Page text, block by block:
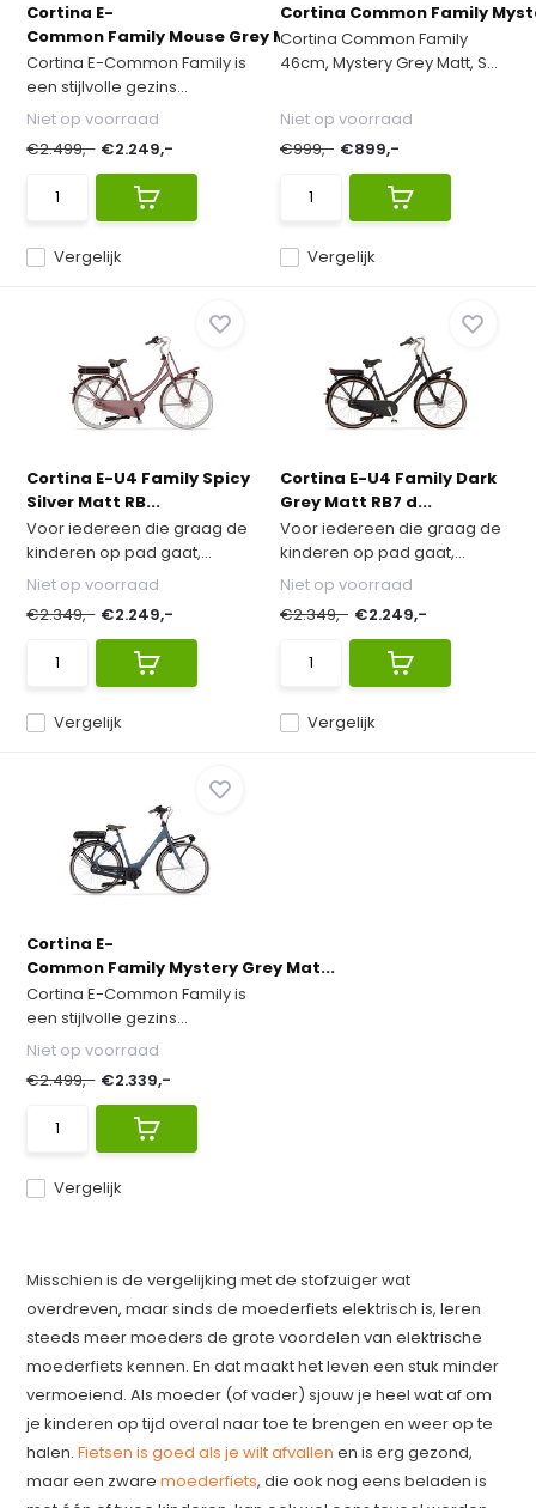
Cortina E-
Common Family Mouse Grey Matt ...
Cortina E-Common Family is
een stijlvolle gezins...
Vergelijk
Niet op voorraad
€2.499,- €2.249,-
Cortina Common Family
Cortina Common Family
46cm, Mystery Grey Matt, S...
Vergelijk
Niet op voorraad
€999,- €899,-
Cortina E-U4 Family Spicy
Silver Matt RB...
Voor iedereen die graag de
kinderen op pad gaat,...
Vergelijk
Niet op voorraad
€2.349,- €2.249,-
Cortina E-U4 Family Dark
Grey Matt RB7 d...
Voor iedereen die graag de
kinderen op pad gaat,...
Vergelijk
Niet op voorraad
€2.349,- €2.249,-
Cortina E-
Common Family Mystery Grey Mat...
Cortina E-Common Family is
een stijlvolle gezins...
Vergelijk
Niet op voorraad
€2.499,- €2.339,-
Misschien is de vergelijking met de stofzuiger wat
overdreven, maar sinds de moederfiets elektrisch is, leren
steeds meer moeders de grote voordelen van elektrische
moederfiets kennen. En dat maakt het leven een stuk minder
vermoeiend. Als moeder (of vader) sjouw je heel wat af om
je kinderen op tijd overal naar toe te brengen en weer op te
halen.Fietsen is goed als je wilt afvallen en is erg gezond,
maar een zwaremoederfiets, die ook nog eens beladen is